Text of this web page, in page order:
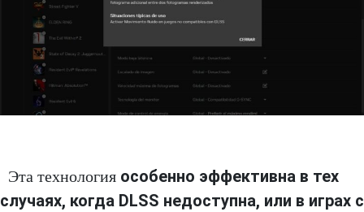
Эта технология особенно эффективна в тех
случаях, когда DLSS недоступна, или в играх с